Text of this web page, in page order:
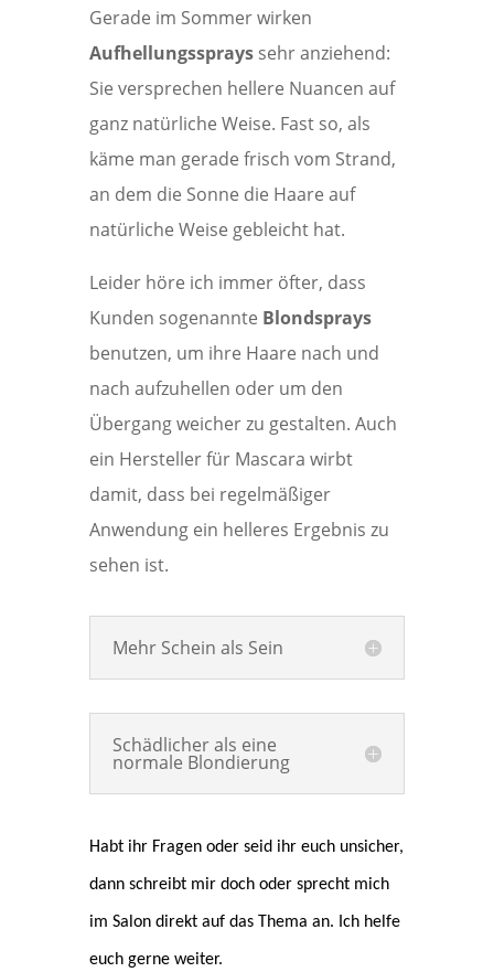
Gerade im Sommer wirken
Aufhellungssprayssehr anziehend:
Sie versprechen hellere Nuancen auf
ganz natürliche Weise. Fast so, als
käme man gerade frisch vom Strand,
an dem die Sonne die Haare auf
natürliche Weise gebleicht hat.
Leider höre ich immer öfter, dass
Kunden sogenannte Blondsprays
benutzen, um ihre Haare nach und
nach aufzuhellen oder um den
Übergang weicher zu gestalten. Auch
ein Hersteller für Mascara wirbt
damit, dass bei regelmäßiger
Anwendung ein helleres Ergebnis zu
sehen ist.
Mehr Schein als Sein
Schädlicher als eine
normale Blondierung
Habt ihr Fragen oder seid ihr euch unsicher,
dann schreibt mir doch oder sprecht mich
im Salon direkt auf das Thema an. Ich helfe
euch gerne weiter.